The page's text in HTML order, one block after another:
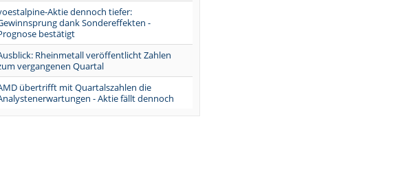
Aktie dennoch tiefer:
dank Sondereffekten -
bestätigt
Rheinmetall veröffentlicht Zahlen
vergangenen Quartal
übertrifft mit Quartalszahlen die
- Aktie fällt dennoch